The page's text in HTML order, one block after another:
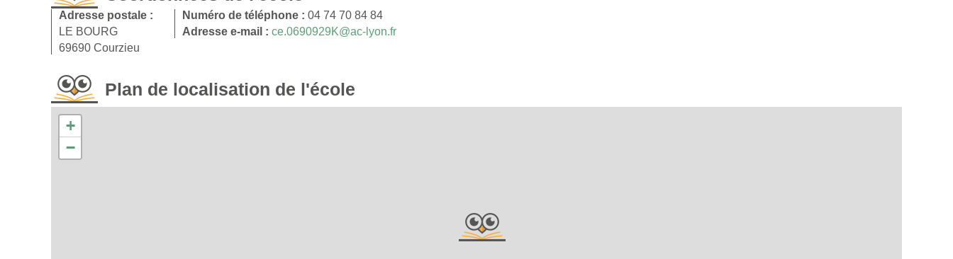
Adresse postale :
LE BOURG
69690 Courzieu
Numéro de téléphone : 04 74 70 84 84
Adresse e-mail : ce.0690929K@ac-lyon.fr
Plan de localisation de l'école
+
−